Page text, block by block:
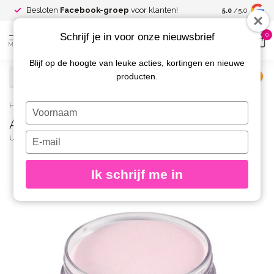
Besloten Facebook-groep voor klanten! Spaar voor
kortingen
5.0 /5.0
MENU
0
Home / Acryl Poeder Pinky Pink
Acryl Poeder Pinky Pink
URBAN NAILS
Schrijf je in voor onze nieuwsbrief
Blijf op de hoogte van leuke acties, kortingen en nieuwe
producten.
Typ
je
naam
Typ
je
e-
in
Ik schrijf me in